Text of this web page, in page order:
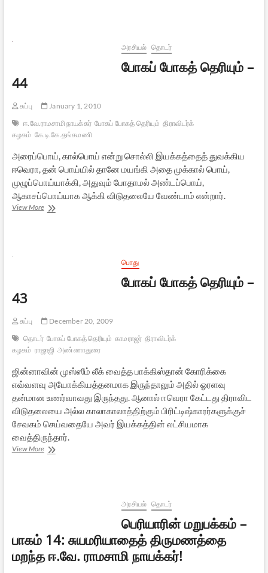
அரசியல் தொடர்
போகப் போகத் தெரியும் –
44
சுப்பு
January 1, 2010
ஈ.வே.ராமசாமி நாயக்கர் போகப் போகத் தெரியும் திராவிடர்க்
கழகம் கே.டி.கே.தங்கமணி
அரைப்பொய், கால்பொய் என்று சொல்லி இயக்கத்தைத் துவக்கிய
ஈவெரா, தன் பொய்யில் தானே மயங்கி அதை முக்கால் பொய்,
முழுப்பொய்யாக்கி, அதுவும் போதாமல் அண்டப்பொய்,
ஆகாசப்பொய்யாக ஆக்கி விடுதலையே வேண்டாம் என்றார்.
View Moreபோகப்
பொது
போகப் போகத் தெரியும் –
43
சுப்பு
December 20, 2009
தொடர் போகப் போகத் தெரியும் காமராஜர் திராவிடர்க்
கழகம் ராஜாஜி அண்ணாதுரை
ஜின்னாவின் முஸ்ஸீம் லீக் வைத்த பாக்கிஸ்தான் கோரிக்கை
எவ்வளவு அயோக்கியத்தனமாக இருந்தாலும் அதில் ஓரளவு
தன்மான உணர்வாவது இருந்தது. ஆனால் ஈவெரா கேட்டது திராவிட
விடுதலையை அல்ல காலாகாலாத்திற்கும் பிரிட்டிஷ்காரர்களுக்குச்
சேவகம் செய்வதையே அவர் இயக்கத்தின் லட்சியமாக
வைத்திருந்தார்.
View Moreபோகப்
அரசியல் தொடர்
பெரியாரின் மறுபக்கம் –
பாகம் 14: சுயமரியாதைத் திருமணத்தை
மறந்த ஈ.வே. ராமசாமி நாயக்கர்!